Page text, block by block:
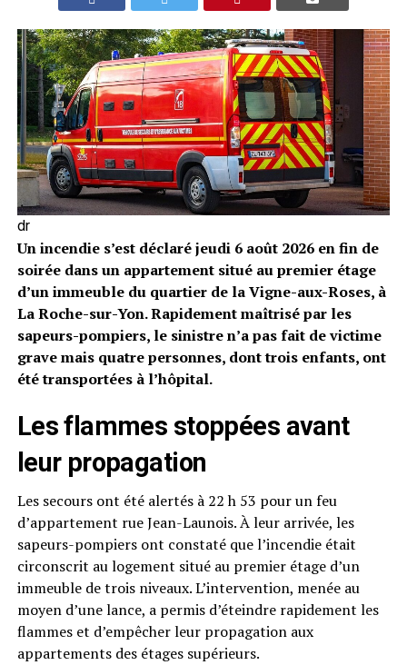
dr
Un incendie s’est déclaré jeudi 6 août 2026 en fin de
soirée dans un appartement situé au premier étage
d’un immeuble du quartier de la Vigne-aux-Roses, à
La Roche-sur-Yon. Rapidement maîtrisé par les
sapeurs-pompiers, le sinistre n’a pas fait de victime
grave mais quatre personnes, dont trois enfants, ont
été transportées à l’hôpital.
Les flammes stoppées avant
leur propagation
Les secours ont été alertés à 22 h 53 pour un feu
d’appartement rue Jean-Launois. À leur arrivée, les
sapeurs-pompiers ont constaté que l’incendie était
circonscrit au logement situé au premier étage d’un
immeuble de trois niveaux. L’intervention, menée au
moyen d’une lance, a permis d’éteindre rapidement les
flammes et d’empêcher leur propagation aux
appartements des étages supérieurs.